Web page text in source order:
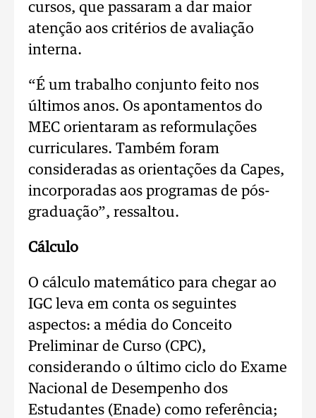
cursos, que passaram a dar maior
atenção aos critérios de avaliação
interna.
“É um trabalho conjunto feito nos
últimos anos. Os apontamentos do
MEC orientaram as reformulações
curriculares. Também foram
consideradas as orientações da Capes,
incorporadas aos programas de pós-
graduação”, ressaltou.
Cálculo
O cálculo matemático para chegar ao
IGC leva em conta os seguintes
aspectos: a média do Conceito
Preliminar de Curso (CPC),
considerando o último ciclo do Exame
Nacional de Desempenho dos
Estudantes (Enade) como referência;